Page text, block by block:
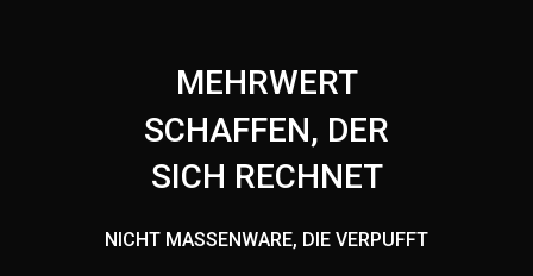
MEHRWERT
SCHAFFEN, DER
SICH RECHNET
NICHT MASSENWARE, DIE VERPUFFT